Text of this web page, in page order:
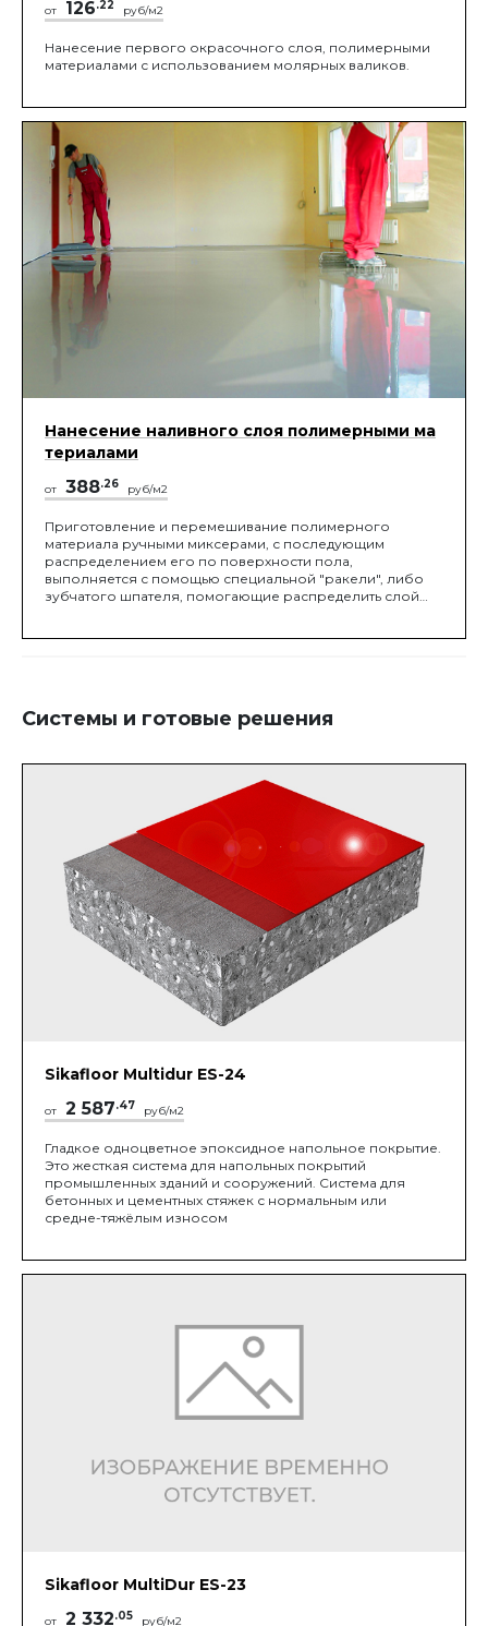
от 126.22 руб/м2
Нанесение первого окрасочного слоя, полимерными
материалами с использованием молярных валиков.
Нанесение наливного слоя полимерными ма
териалами
от 388.26 руб/м2
Приготовление и перемешивание полимерного
материала ручными миксерами, с последующим
распределением его по поверхности пола,
выполняется с помощью специальной "ракели", либо
зубчатого шпателя, помогающие распределить слой
Системы и готовые решения
Sikafloor Multidur ES-24
от 2 587.47 руб/м2
Гладкое одноцветное эпоксидное напольное покрытие.
Это жесткая система для напольных покрытий
промышленных зданий и сооружений. Система для
бетонных и цементных стяжек с нормальным или
средне-тяжёлым износом
Sikafloor MultiDur ES-23
от 2 332.05 руб/м2